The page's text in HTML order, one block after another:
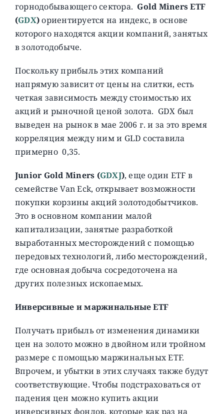
горнодобывающего сектора. Gold Miners ETF
(GDX)ориентируется на индекс, в основе
которого находятся акции компаний, занятых
в золотодобыче.
Поскольку прибыль этих компаний
напрямую зависит от цены на слитки, есть
четкая зависимость между стоимостью их
акций и рыночной ценой золота. GDX был
выведен на рынок в мае 2006 г. и за это время
корреляция между ним и GLD составила
примерно 0,35.
Junior Gold Miners (GDXJ), еще один ETF в
семействе Van Eck, открывает возможности
покупки корзины акций золотодобытчиков.
Это в основном компании малой
капитализации, занятые разработкой
выработанных месторождений с помощью
передовых технологий, либо месторождений,
где основная добыча сосредоточена на
других полезных ископаемых.
Инверсивные и маржинальные ETF
Получать прибыль от изменения динамики
цен на золото можно в двойном или тройном
размере с помощью маржинальных ETF.
Впрочем, и убытки в этих случаях также будут
соответствующие. Чтобы подстраховаться от
падения цен можно купить акции
инверсивных фондов, которые как раз на